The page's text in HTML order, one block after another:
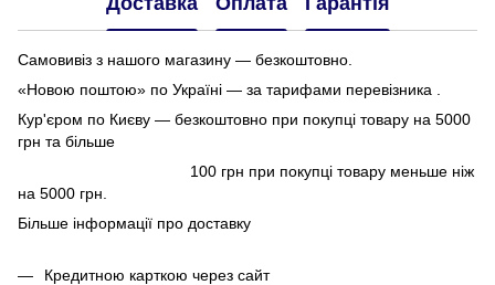
Самовивіз з нашого магазину — безкоштовно.
«Новою поштою» по Україні — за тарифами перевізника .
Кур'єром по Києву — безкоштовно при покупці товару на 5000
грн та більше
100 грн при покупці товару меньше ніж
на 5000 грн.
Більше інформації про доставку
Кредитною карткою через сайт